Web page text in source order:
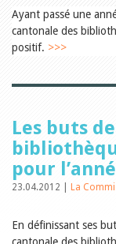
Encouragement à la
Du monde entier
Divers
Tags
Formation et
Animations
Jeune public
Ecole et bibliothèque
Bibliosuisse
Subventions
Littérature de
Membres de la
Ayant passé une
cantonale des
positif. >>>
Les buts
pour
23.04.2012 | La
En définissant ses